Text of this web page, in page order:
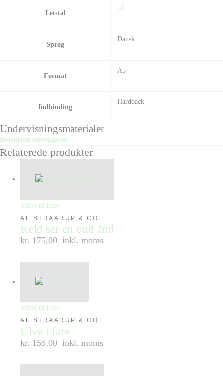
Let-tal
10
Sprog
Dansk
Format
A5
Indbinding
Hardback
Undervisningsmaterialer
Download elevopgaver
Relaterede produkter
Tilføj til kurv
AF STRAARUP & CO
Keld ser en ond ånd
kr. 175,00 inkl. moms
Tilføj til kurv
AF STRAARUP & CO
Ulve i fare
kr. 155,00 inkl. moms